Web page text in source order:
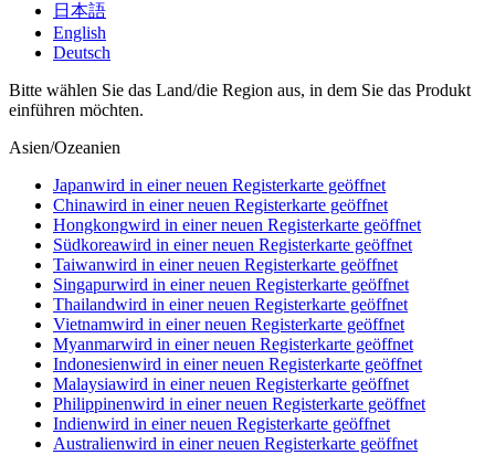
日本語
English
Deutsch
Bitte wählen Sie das Land/die Region aus, in dem Sie das Produkt
einführen möchten.
Asien/Ozeanien
Japanwird in einer neuen Registerkarte geöffnet
Chinawird in einer neuen Registerkarte geöffnet
Hongkongwird in einer neuen Registerkarte geöffnet
Südkoreawird in einer neuen Registerkarte geöffnet
Taiwanwird in einer neuen Registerkarte geöffnet
Singapurwird in einer neuen Registerkarte geöffnet
Thailandwird in einer neuen Registerkarte geöffnet
Vietnamwird in einer neuen Registerkarte geöffnet
Myanmarwird in einer neuen Registerkarte geöffnet
Indonesienwird in einer neuen Registerkarte geöffnet
Malaysiawird in einer neuen Registerkarte geöffnet
Philippinenwird in einer neuen Registerkarte geöffnet
Indienwird in einer neuen Registerkarte geöffnet
Australienwird in einer neuen Registerkarte geöffnet